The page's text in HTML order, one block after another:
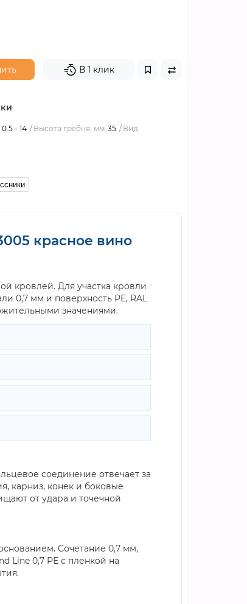
В 1 клик
0.5 - 14 Высота гребня, мм 35
Вид
красное вино
кровлей. Для участка кровли
0,7 мм и поверхность PE, RAL
значениями.
соединение отвечает за
карниз, конек и боковые
от удара и точечной
Сочетание 0,7 мм,
Line 0,7 PE с пленкой на